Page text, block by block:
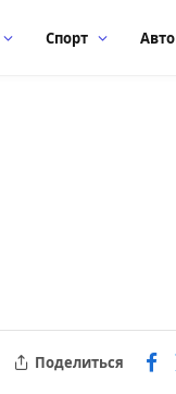
Спорт Авто
Поделиться